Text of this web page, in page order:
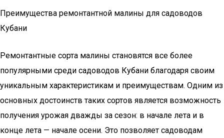
Преимущества ремонтантной малины для садоводов
Кубани
Ремонтантные сорта малины становятся все более
популярными среди садоводов Кубани благодаря своим
уникальным характеристикам и преимуществам. Одним из
основных достоинств таких сортов является возможность
получения урожая дважды за сезон: в начале лета и в
конце лета — начале осени. Это позволяет садоводам